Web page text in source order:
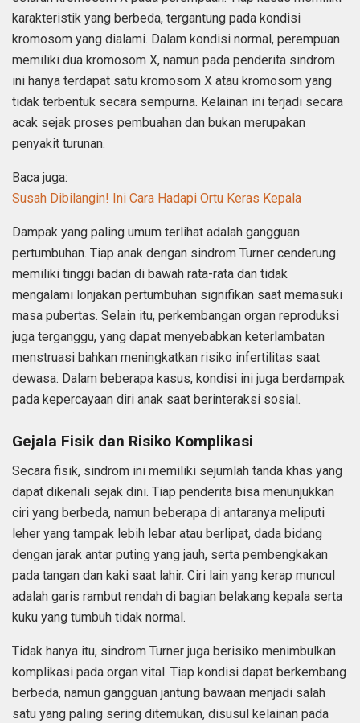
karakteristik yang berbeda, tergantung pada kondisi
kromosom yang dialami. Dalam kondisi normal, perempuan
memiliki dua kromosom X, namun pada penderita sindrom
ini hanya terdapat satu kromosom X atau kromosom yang
tidak terbentuk secara sempurna. Kelainan ini terjadi secara
acak sejak proses pembuahan dan bukan merupakan
penyakit turunan.
Baca juga:
Susah Dibilangin! Ini Cara Hadapi Ortu Keras Kepala
Dampak yang paling umum terlihat adalah gangguan
pertumbuhan. Tiap anak dengan sindrom Turner cenderung
memiliki tinggi badan di bawah rata-rata dan tidak
mengalami lonjakan pertumbuhan signifikan saat memasuki
masa pubertas. Selain itu, perkembangan organ reproduksi
juga terganggu, yang dapat menyebabkan keterlambatan
menstruasi bahkan meningkatkan risiko infertilitas saat
dewasa. Dalam beberapa kasus, kondisi ini juga berdampak
pada kepercayaan diri anak saat berinteraksi sosial.
Gejala Fisik dan Risiko Komplikasi
Secara fisik, sindrom ini memiliki sejumlah tanda khas yang
dapat dikenali sejak dini. Tiap penderita bisa menunjukkan
ciri yang berbeda, namun beberapa di antaranya meliputi
leher yang tampak lebih lebar atau berlipat, dada bidang
dengan jarak antar puting yang jauh, serta pembengkakan
pada tangan dan kaki saat lahir. Ciri lain yang kerap muncul
adalah garis rambut rendah di bagian belakang kepala serta
kuku yang tumbuh tidak normal.
Tidak hanya itu, sindrom Turner juga berisiko menimbulkan
komplikasi pada organ vital. Tiap kondisi dapat berkembang
berbeda, namun gangguan jantung bawaan menjadi salah
satu yang paling sering ditemukan, disusul kelainan pada